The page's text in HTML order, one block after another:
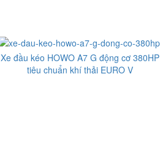
Xe đầu kéo HOWO A7 G động cơ 380HP
tiêu chuẩn khí thải EURO V